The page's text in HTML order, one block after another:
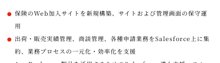
保険のWeb加入サイトを新規構築、サイトおよび管理画面の保守運
用
出荷・販売実績管理、商談管理、各種申請業務をSalesforce上に集
約、業務プロセスの一元化・効率化を支援